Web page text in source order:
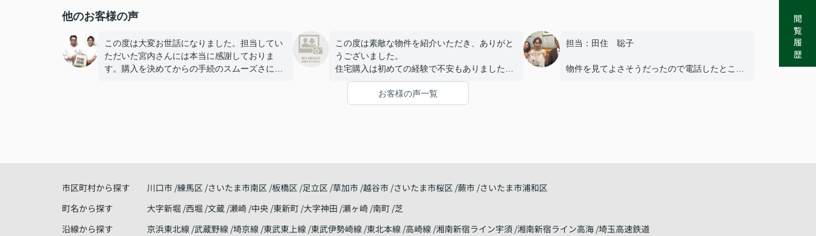
他のお客様の声
この度は大変お世話になりました。担当してい
ただいた宮内さんには本当に感謝しておりま
す。購入を決めてからの手続のスムーズさには
ありがとうございました。
この度は素敵な物件を紹介いただき、ありがと
うございました。
住宅購入は初めての経験で不安もありました
が、担当の丹羽さんが、丁寧に対応して下さ
り、安心して手続きを進めることができまし
た。建物についても満足しており、家族で新し
担当：田住 聡子
物件を見てよさそうだったので電話したとこ
お客様の声一覧
市区町村から探す 川口市 練馬区 さいたま市南区 板橋区 足立区 草加市 越谷市 さいたま市桜区 蕨市 さいたま市浦和区
町名から探す
大字新堀 西堀 文蔵 瀬崎 中央 東新町 大字神田 瀬ヶ崎 南町 芝
沿線から探す
京浜東北線 武蔵野線 埼京線 東武東上線 東武伊勢崎線 東北本線 高崎線 湘南新宿ライン宇須 湘南新宿ライン高海 埼玉高速鉄道
閲覧履歴